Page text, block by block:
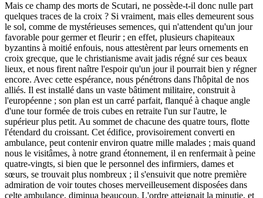
Mais ce champ des morts de Scutari, ne possède-t-il donc nulle part
quelques traces de la croix ? Si vraiment, mais elles demeurent sous
le sol, comme de mystérieuses semences, qui n'attendent qu'un jour
favorable pour germer et fleurir ; en effet, plusieurs chapiteaux
byzantins à moitié enfouis, nous attestèrent par leurs ornements en
croix grecque, que le christianisme avait jadis régné sur ces beaux
lieux, et nous firent naître l'espoir qu'un jour il pourrait bien y régner
encore. Avec cette espérance, nous pénétrons dans l'hôpital de nos
alliés. Il est installé dans un vaste bâtiment militaire, construit à
l'européenne ; son plan est un carré parfait, flanqué à chaque angle
d'une tour formée de trois cubes en retraite l'un sur l'autre, le
supérieur plus petit. Au sommet de chacune des quatre tours, flotte
l'étendard du croissant. Cet édifice, provisoirement converti en
ambulance, peut contenir environ quatre mille malades ; mais quand
nous le visitâmes, à notre grand étonnement, il en renfermait à peine
quatre-vingts, si bien que le personnel des infirmiers, dames et
sœurs, se trouvait plus nombreux ; il s'ensuivit que notre première
admiration de voir toutes choses merveilleusement disposées dans
celte ambulance, diminua beaucoup. L'ordre atteignait la minutie, et